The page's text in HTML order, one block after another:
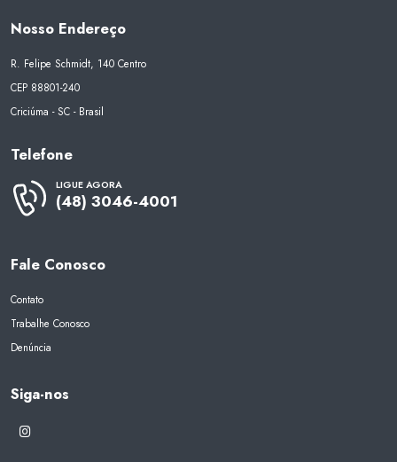
Nosso Endereço
R. Felipe Schmidt, 140 Centro
CEP 88801-240
Criciúma - SC - Brasil
Telefone
LIGUE AGORA
(48) 3046-4001
Fale Conosco
Contato
Trabalhe Conosco
Denúncia
Siga-nos